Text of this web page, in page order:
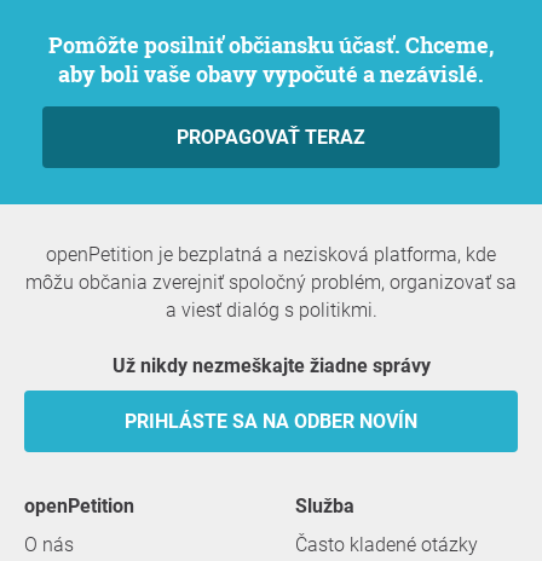
Pomôžte posilniť občiansku účasť. Chceme,
aby boli vaše obavy vypočuté a nezávislé.
PROPAGOVAŤ TERAZ
openPetition je bezplatná a nezisková platforma, kde
môžu občania zverejniť spoločný problém, organizovať sa
a viesť dialóg s politikmi.
Už nikdy nezmeškajte žiadne správy
PRIHLÁSTE SA NA ODBER NOVÍN
openPetition
O nás
služba
Často kladené otázky